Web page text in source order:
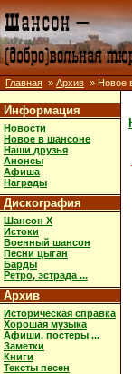
Главная » Архив » Новое
Информация
Новости
Новое в шансоне
Наши друзья
Анонсы
Афиша
Награды
Дискография
Шансон X
Истоки
Военный шансон
Песни цыган
Барды
Ретро, эстрада ...
Архив
Историческая справка
Хорошая музыка
Афиши, постеры ...
Заметки
Книги
Тексты песен